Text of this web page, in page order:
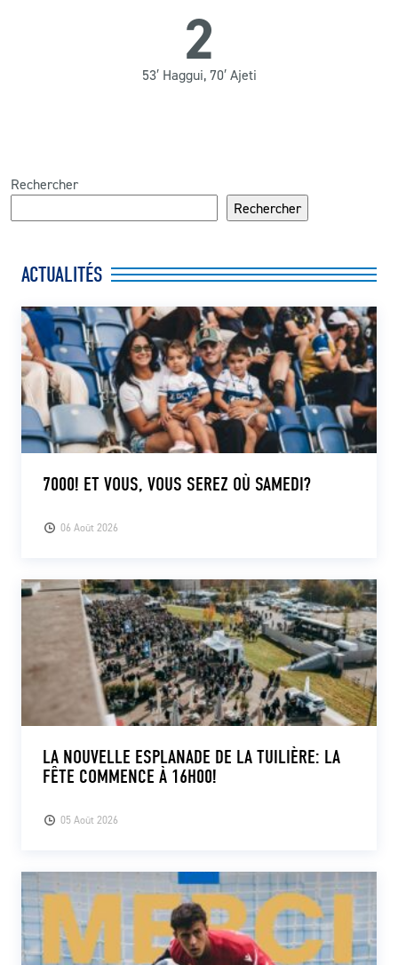
2
53′ Haggui, 70′ Ajeti
Rechercher
Rechercher
ACTUALITÉS
06 Août 2026
7000! ET VOUS, VOUS SEREZ OÙ SAMEDI?
05 Août 2026
LA NOUVELLE ESPLANADE DE LA TUILIÈRE: LA
FÊTE COMMENCE À 16H00!